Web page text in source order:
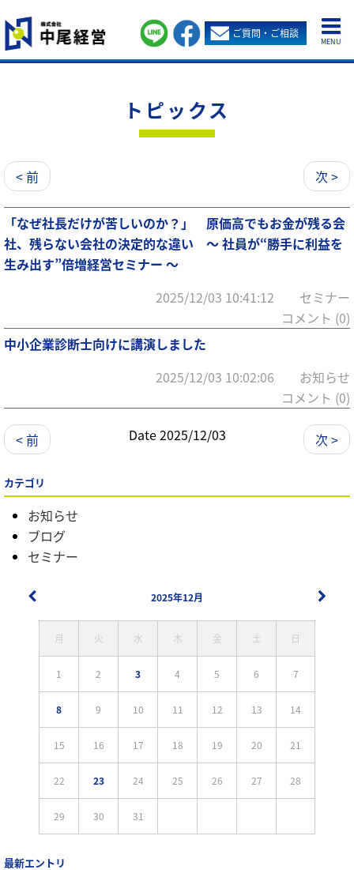
ご質問・ご相談
トピックス
< 前 次 >
「なぜ社長だけが苦しいのか？」 原価高でもお金が残る会
社、残らない会社の決定的な違い ～ 社員が“勝手に利益を
生み出す”倍増経営セミナー ～
2025/12/03 10:41:12 セミナー
コメント (0)
中小企業診断士向けに講演しました
2025/12/03 10:02:06 お知らせ
コメント (0)
< 前 次 >
Date 2025/12/03
カテゴリ
お知らせ
ブログ
セミナー
2025年12月
月 火 水 木 金 土 日
1 2 3 4 5 6 7
8 9 10 11 12 13 14
15 16 17 18 19 20 21
22 23 24 25 26 27 28
29 30 31
最新エントリ
MENU